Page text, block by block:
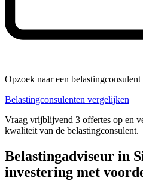
Opzoek naar een
Belastingconsulenten vergelijken
Vraag vrijblijvend 3 offertes op en
kwaliteit van de belastingconsulent.
Belastingadviseur in
investering met